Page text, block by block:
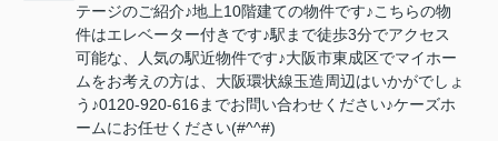
テージのご紹介♪地上10階建ての物件です♪こちらの物
件はエレベーター付きです♪駅まで徒歩3分でアクセス
可能な、人気の駅近物件です♪大阪市東成区でマイホー
ムをお考えの方は、大阪環状線玉造周辺はいかがでしょ
う♪0120-920-616までお問い合わせください♪ケーズホ
ームにお任せください(#^^#)